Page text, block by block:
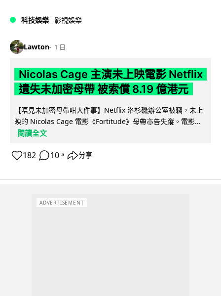
科技娛樂 影視娛樂
Lawton 1 日
Nicolas Cage 主演未上映電影 Netflix
遺失未加密母帶 被索償 8.19 億港元
【唔見未加密母帶咁大件事】Netflix 洛杉磯辦公室被竊，未上
映的 Nicolas Cage 電影《Fortitude》母帶亦告失蹤。電影...
閱讀全文
182 10 ↗ 分享
ADVERTISEMENT